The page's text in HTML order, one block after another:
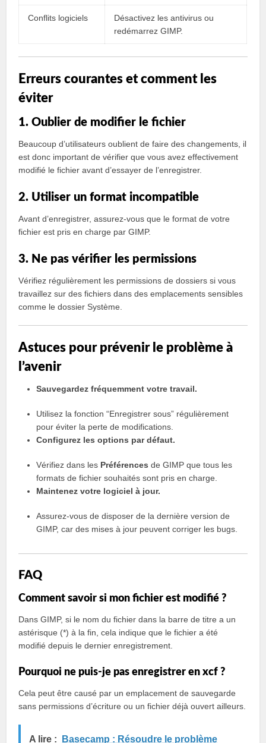
Conflits logiciels
Désactivez les antivirus ou
redémarrez GIMP.
Erreurs courantes et comment les
éviter
1. Oublier de modifier le fichier
Beaucoup d’utilisateurs oublient de faire des changements, il
est donc important de vérifier que vous avez effectivement
modifié le fichier avant d’essayer de l’enregistrer.
2. Utiliser un format incompatible
Avant d’enregistrer, assurez-vous que le format de votre
fichier est pris en charge par GIMP.
3. Ne pas vérifier les permissions
Vérifiez régulièrement les permissions de dossiers si vous
travaillez sur des fichiers dans des emplacements sensibles
comme le dossier Système.
Astuces pour prévenir le problème à
l’avenir
Sauvegardez fréquemment votre travail.
Utilisez la fonction “Enregistrer sous” régulièrement
pour éviter la perte de modifications.
Configurez les options par défaut.
Vérifiez dans les Préférences de GIMP que tous les
formats de fichier souhaités sont pris en charge.
Maintenez votre logiciel à jour.
Assurez-vous de disposer de la dernière version de
GIMP, car des mises à jour peuvent corriger les bugs.
FAQ
Comment savoir si mon fichier est modifié ?
Dans GIMP, si le nom du fichier dans la barre de titre a un
astérisque (*) à la fin, cela indique que le fichier a été
modifié depuis le dernier enregistrement.
Pourquoi ne puis-je pas enregistrer en xcf ?
Cela peut être causé par un emplacement de sauvegarde
sans permissions d’écriture ou un fichier déjà ouvert ailleurs.
A lire :
Basecamp : Résoudre le problème